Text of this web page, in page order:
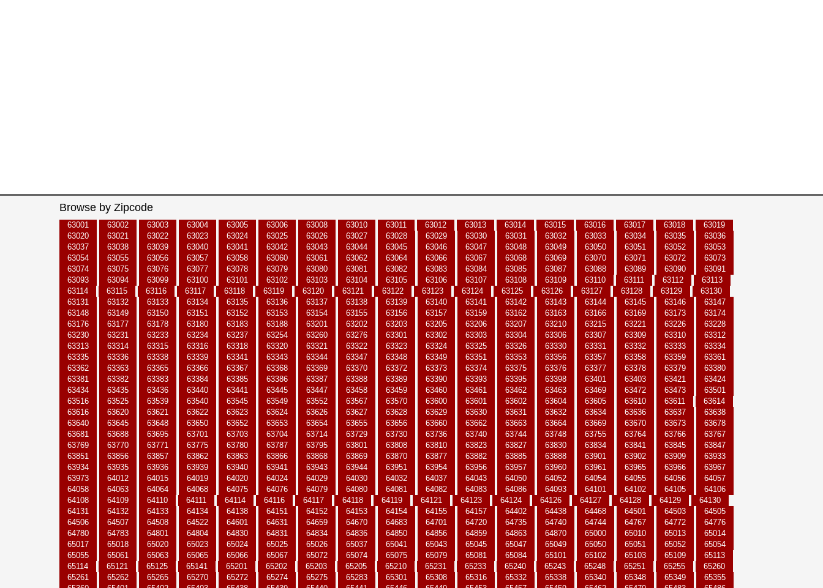
Browse by Zipcode
63001 63002 63003 63004 63005 63006 63008 63010 63011 63012 63013 63014 63015 63016 63017 63018
63019
63020
63021 63022 63023 63024 63025 63026 63027 63028 63029 63030 63031 63032 63033 63034 63035
63036
63037
63038 63039 63040 63041 63042 63043 63044 63045 63046 63047 63048 63049 63050 63051 63052
63053
63054
63055 63056 63057 63058 63060 63061 63062 63064 63066 63067 63068 63069 63070 63071 63072
63073
63074
63075 63076 63077 63078 63079 63080 63081 63082 63083 63084 63085 63087 63088 63089 63090
63091
63093
63094 63099 63100 63101 63102 63103 63104 63105 63106 63107 63108 63109 63110 63111 63112
63113
63114
63115 63116 63117 63118 63119 63120 63121 63122 63123 63124 63125 63126 63127 63128 63129
63130
63131
63132 63133 63134 63135 63136 63137 63138 63139 63140 63141 63142 63143 63144 63145 63146
63147
63148
63149 63150 63151 63152 63153 63154 63155 63156 63157 63159 63162 63163 63166 63169 63173
63174
63176
63177 63178 63180 63183 63188 63201 63202 63203 63205 63206 63207 63210 63215 63221 63226
63228
63230
63231 63233 63234 63237 63254 63260 63276 63301 63302 63303 63304 63306 63307 63309 63310
63312
63313
63314 63315 63316 63318 63320 63321 63322 63323 63324 63325 63326 63330 63331 63332 63333
63334
63335
63336 63338 63339 63341 63343 63344 63347 63348 63349 63351 63353 63356 63357 63358 63359
63361
63362
63363 63365 63366 63367 63368 63369 63370 63372 63373 63374 63375 63376 63377 63378 63379
63380
63381
63382 63383 63384 63385 63386 63387 63388 63389 63390 63393 63395 63398 63401 63403 63421
63424
63434
63435 63436 63440 63441 63445 63447 63458 63459 63460 63461 63462 63463 63469 63472 63473
63501
63516
63525 63539 63540 63545 63549 63552 63567 63570 63600 63601 63602 63604 63605 63610 63611
63614
63616
63620 63621 63622 63623 63624 63626 63627 63628 63629 63630 63631 63632 63634 63636 63637
63638
63640
63645 63648 63650 63652 63653 63654 63655 63656 63660 63662 63663 63664 63669 63670 63673
63678
63681
63688 63695 63701 63703 63704 63714 63729 63730 63736 63740 63744 63748 63755 63764 63766
63767
63769
63770 63771 63775 63780 63787 63795 63801 63808 63810 63823 63827 63830 63834 63841 63845
63847
63851
63856 63857 63862 63863 63866 63868 63869 63870 63877 63882 63885 63888 63901 63902 63909
63933
63934
63935 63936 63939 63940 63941 63943 63944 63951 63954 63956 63957 63960 63961 63965 63966
63967
63973
64012 64015 64019 64020 64024 64029 64030 64032 64037 64043 64050 64052 64054 64055 64056
64057
64058
64063 64064 64068 64075 64076 64079 64080 64081 64082 64083 64086 64093 64101 64102 64105
64106
64108
64109 64110 64111 64114 64116 64117 64118 64119 64121 64123 64124 64126 64127 64128 64129
64130
64131
64132 64133 64134 64138 64151 64152 64153 64154 64155 64157 64402 64438 64468 64501 64503
64505
64506
64507 64508 64522 64601 64631 64659 64670 64683 64701 64720 64735 64740 64744 64767 64772
64776
64780
64783 64801 64804 64830 64831 64834 64836 64850 64856 64859 64863 64870 65000 65010 65013
65014
65017
65018 65020 65023 65024 65025 65026 65037 65041 65043 65045 65047 65049 65050 65051 65052
65054
65055
65061 65063 65065 65066 65067 65072 65074 65075 65079 65081 65084 65101 65102 65103 65109
65113
65114
65121 65125 65141 65201 65202 65203 65205 65210 65231 65233 65240 65243 65248 65251 65255
65260
65261
65262 65265 65270 65272 65274 65275 65283 65301 65308 65316 65332 65338 65340 65348 65349
65355